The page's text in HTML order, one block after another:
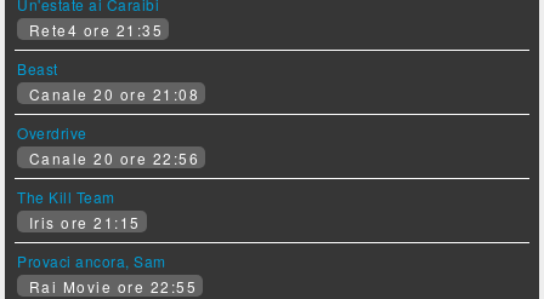
Un'estate ai Caraibi
Rete4 ore 21:35
Beast
Canale 20 ore 21:08
Overdrive
Canale 20 ore 22:56
The Kill Team
Iris ore 21:15
Provaci ancora, Sam
Rai Movie ore 22:55